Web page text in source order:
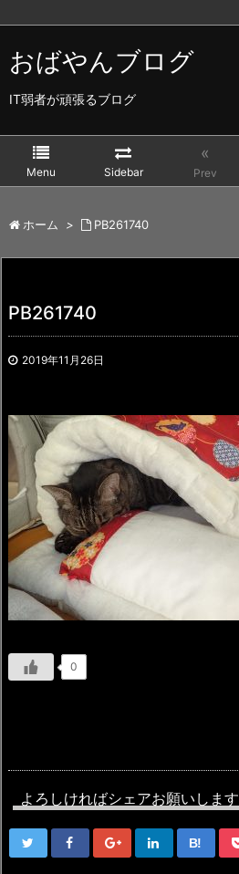
おばやんブログ
IT弱者が頑張るブログ
Menu Sidebar
«
Prev
ホーム > PB261740
PB261740
2019年11月26日
0
よろしければシェアお願いします
B!